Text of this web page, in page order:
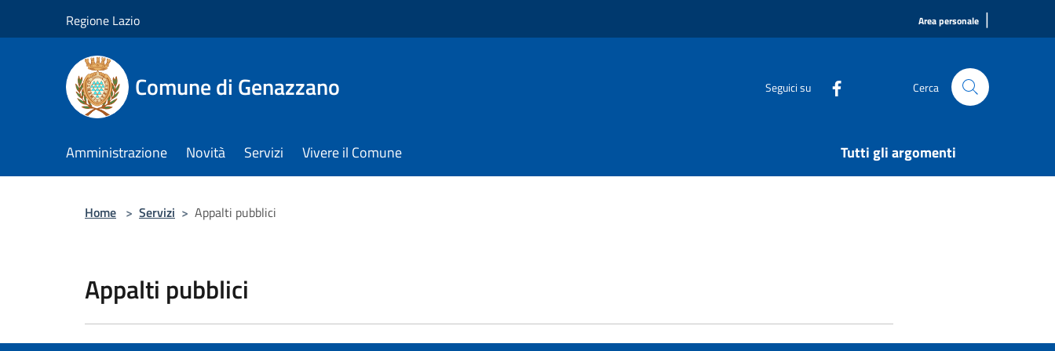
Regione Lazio Area personale |
Comune di Genazzano Seguici su Cerca
Amministrazione Novità Servizi Vivere il Comune Tutti gli argomenti
Home > Servizi > Appalti pubblici
Appalti pubblici